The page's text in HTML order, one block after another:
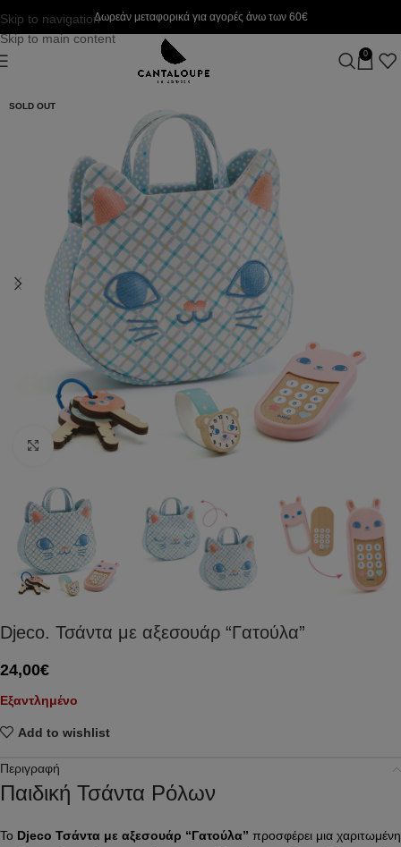
Skip to navigation
Skip to main content
Δωρεάν μεταφορικά για αγορές άνω των 60€
0
SOLD OUT
Click to enlarge
Djeco. Τσάντα με αξεσουάρ “Γατούλα”
24,00€
Εξαντλημένο
Add to wishlist
Περιγραφή
Παιδική Τσάντα Ρόλων
Το Djeco Τσάντα με αξεσουάρ “Γατούλα” προσφέρει μια χαριτωμένη